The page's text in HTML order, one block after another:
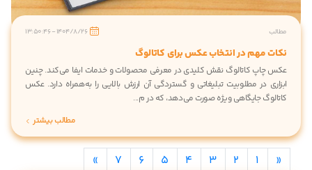
مطالب 1404/8/26 - 13:50:46
نکات مهم در انتخاب عکس برای کاتالوگ
عکس چاپ کاتالوگ نقش کلیدی در معرفی محصولات و خدمات ایفا می‌کند. چنین
ابزاری در مطلوبیت تبلیغاتی و گستردگی آن ارزش بالایی را به‌همراه دارد. عکس
کاتالوگ جایگاهی ویژه صورت می‌دهد، که در م...
مطالب بیشتر
«
1
2
3
4
5
6
7
»